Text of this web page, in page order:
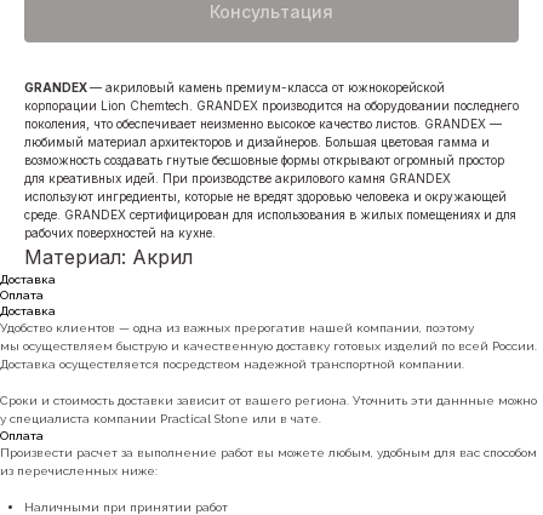
Консультация
GRANDEX— акриловый камень премиум-класса от южнокорейской
корпорации Lion Chemtech. GRANDEX производится на оборудовании последнего
поколения, что обеспечивает неизменно высокое качество листов. GRANDEX —
любимый материал архитекторов и дизайнеров. Большая цветовая гамма и
возможность создавать гнутые бесшовные формы открывают огромный простор
для креативных идей. При производстве акрилового камня GRANDEX
используют ингредиенты, которые не вредят здоровью человека и окружающей
среде. GRANDEX сертифицирован для использования в жилых помещениях и для
рабочих поверхностей на кухне.
Материал: Акрил
Доставка
Оплата
Доставка
Удобство клиентов — одна из важных прерогатив нашей компании, поэтому
мы осуществляем быструю и качественную доставку готовых изделий по всей России.
Доставка осуществляется посредством надежной транспортной компании.
Сроки и стоимость доставки зависит от вашего региона. Уточнить эти даннные можно
у специалиста компании Practical Stone или в чате.
Оплата
Произвести расчет за выполнение работ вы можете любым, удобным для вас способом
из перечисленных ниже:
Наличными при принятии работ